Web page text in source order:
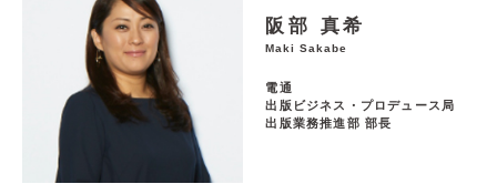
阪部 真希
Maki Sakabe
電通
出版ビジネス・プロデュース局
出版業務推進部 部長